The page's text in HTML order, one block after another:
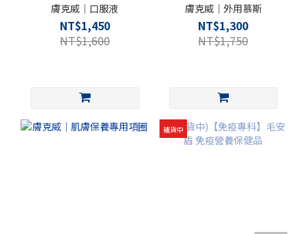
膚克威｜口服液
NT$1,450
NT$1,600
膚克威｜外用慕斯
NT$1,300
NT$1,750
補貨中